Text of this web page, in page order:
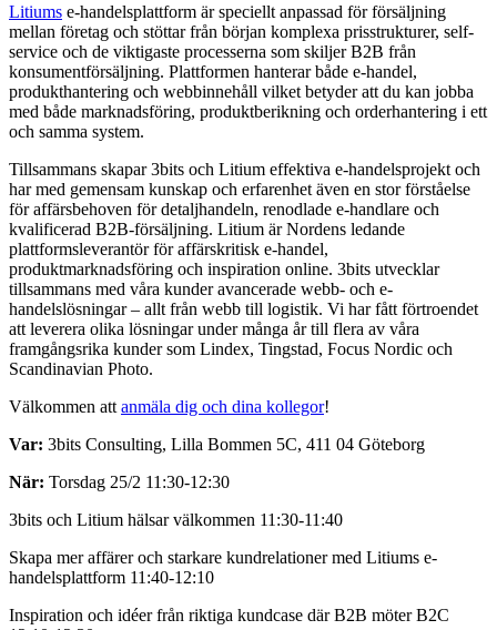
Litiums e-handelsplattform är speciellt anpassad för försäljning
mellan företag och stöttar från början komplexa prisstrukturer, self-
service och de viktigaste processerna som skiljer B2B från
konsumentförsäljning. Plattformen hanterar både e-handel,
produkthantering och webbinnehåll vilket betyder att du kan jobba
med både marknadsföring, produktberikning och orderhantering i ett
och samma system.
Tillsammans skapar 3bits och Litium effektiva e-handelsprojekt och
har med gemensam kunskap och erfarenhet även en stor förståelse
för affärsbehoven för detaljhandeln, renodlade e-handlare och
kvalificerad B2B-försäljning. Litium är Nordens ledande
plattformsleverantör för affärskritisk e-handel,
produktmarknadsföring och inspiration online. 3bits utvecklar
tillsammans med våra kunder avancerade webb- och e-
handelslösningar – allt från webb till logistik. Vi har fått förtroendet
att leverera olika lösningar under många år till flera av våra
framgångsrika kunder som Lindex, Tingstad, Focus Nordic och
Scandinavian Photo.
Välkommen att anmäla dig och dina kollegor!
Var: 3bits Consulting, Lilla Bommen 5C, 411 04 Göteborg
När: Torsdag 25/2 11:30-12:30
3bits och Litium hälsar välkommen 11:30-11:40
Skapa mer affärer och starkare kundrelationer med Litiums e-
handelsplattform 11:40-12:10
Inspiration och idéer från riktiga kundcase där B2B möter B2C